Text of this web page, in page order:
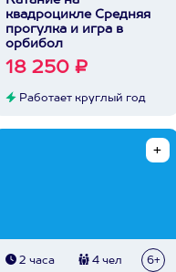
квадроцикле Средняя
прогулка и игра в
орбибол
18 250 ₽
Работает круглый год
2 часа 4 чел 6+